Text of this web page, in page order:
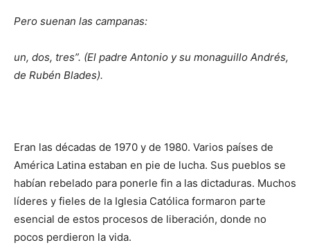
Pero suenan las campanas:
un, dos, tres”. (El padre Antonio y su monaguillo Andrés,
de Rubén Blades).
Eran las décadas de 1970 y de 1980. Varios países de
América Latina estaban en pie de lucha. Sus pueblos se
ha­bían rebelado para ponerle fin a las dictaduras. Muchos
líderes y fieles de la Iglesia Católica formaron parte
esencial de estos procesos de liberación, donde no
pocos perdieron la vida.